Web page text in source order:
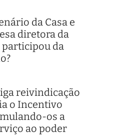
da Casa e
diretora da
participou da
reivindicação
o Incentivo
os a
ao poder